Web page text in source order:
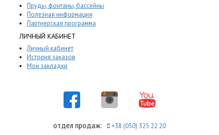
Пруды, фонтаны, бассейны
Полезная информация
Партнерская программа
ЛИЧНЫЙ КАБИНЕТ
Личный кабинет
История заказов
Мои закладки
отдел продаж: +38 (050) 325 22 20